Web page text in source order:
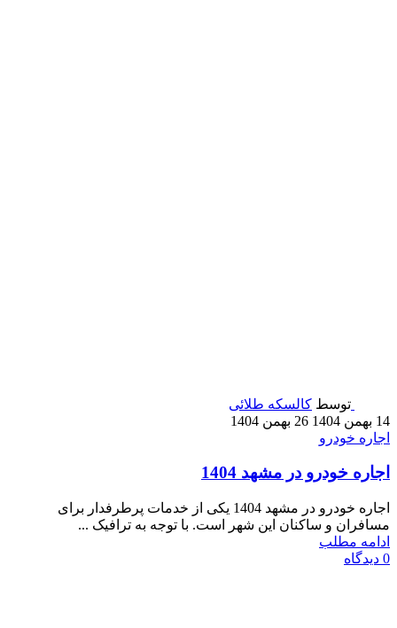
توسط کالسکه طلائی
14 بهمن 1404
26 بهمن 1404
اجاره خودرو
اجاره خودرو در مشهد 1404
اجاره خودرو در مشهد 1404 یکی از خدمات پرطرفدار برای
مسافران و ساکنان این شهر است. با توجه به ترافیک ...
ادامه مطلب
0 دیدگاه